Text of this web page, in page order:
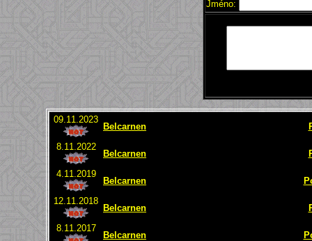
Jméno:
09.11.2023
Belcarnen
8.11.2022
Belcarnen
4.11.2019
Belcarnen
12.11.2018
Belcarnen
8.11.2017
Belcarnen